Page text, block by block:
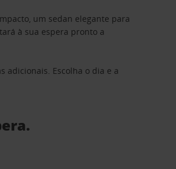
um sedan elegante para
à sua espera pronto a
adicionais. Escolha o dia e a